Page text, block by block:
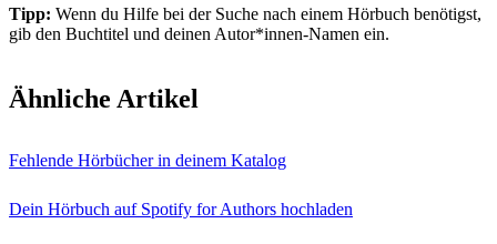
Tipp: Wenn du Hilfe bei der Suche nach einem Hörbuch benötigst,
gib den Buchtitel und deinen Autor*innen-Namen ein.
Ähnliche Artikel
Fehlende Hörbücher in deinem Katalog
Dein Hörbuch auf Spotify for Authors hochladen